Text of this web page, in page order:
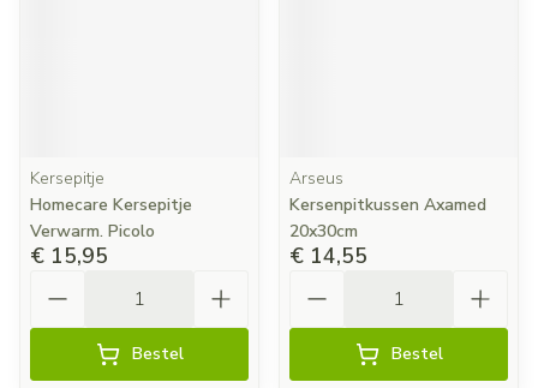
Kersepitje
Homecare Kersepitje
Verwarm. Picolo
€ 15,95
Bestel
Arseus
Kersenpitkussen Axamed
20x30cm
€ 14,55
Bestel